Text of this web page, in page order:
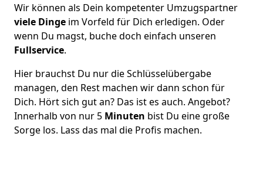
Wir können als Dein kompetenter Umzugspartner
viele Dinge im Vorfeld für Dich erledigen. Oder
wenn Du magst, buche doch einfach unseren
Fullservice.
Hier brauchst Du nur die Schlüsselübergabe
managen, den Rest machen wir dann schon für
Dich. Hört sich gut an? Das ist es auch. Angebot?
Innerhalb von nur 5 Minuten bist Du eine große
Sorge los. Lass das mal die Profis machen.